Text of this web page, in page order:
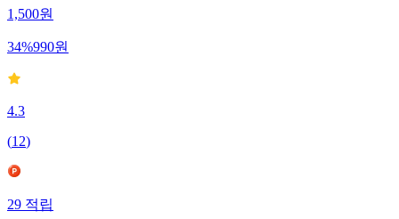
1,500원
34%990원
4.3
(12)
29적립